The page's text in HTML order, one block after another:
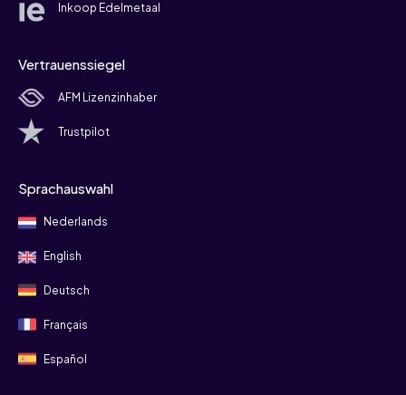
Inkoop Edelmetaal
Vertrauenssiegel
AFM Lizenzinhaber
Trustpilot
Sprachauswahl
Nederlands
English
Deutsch
Français
Español